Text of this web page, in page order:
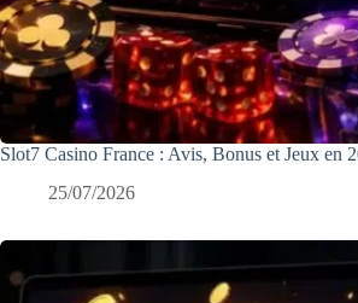
Slot7 Casino France : Avis, Bonus et Jeux en
25/07/2026